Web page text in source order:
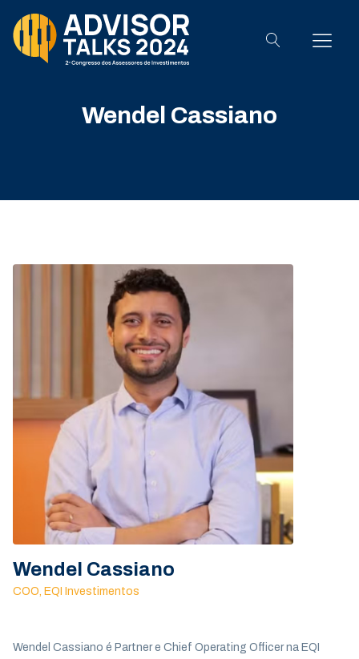
Wendel Cassiano
Wendel Cassiano
COO, EQI Investimentos
Wendel Cassiano é Partner e Chief Operating Officer na EQI